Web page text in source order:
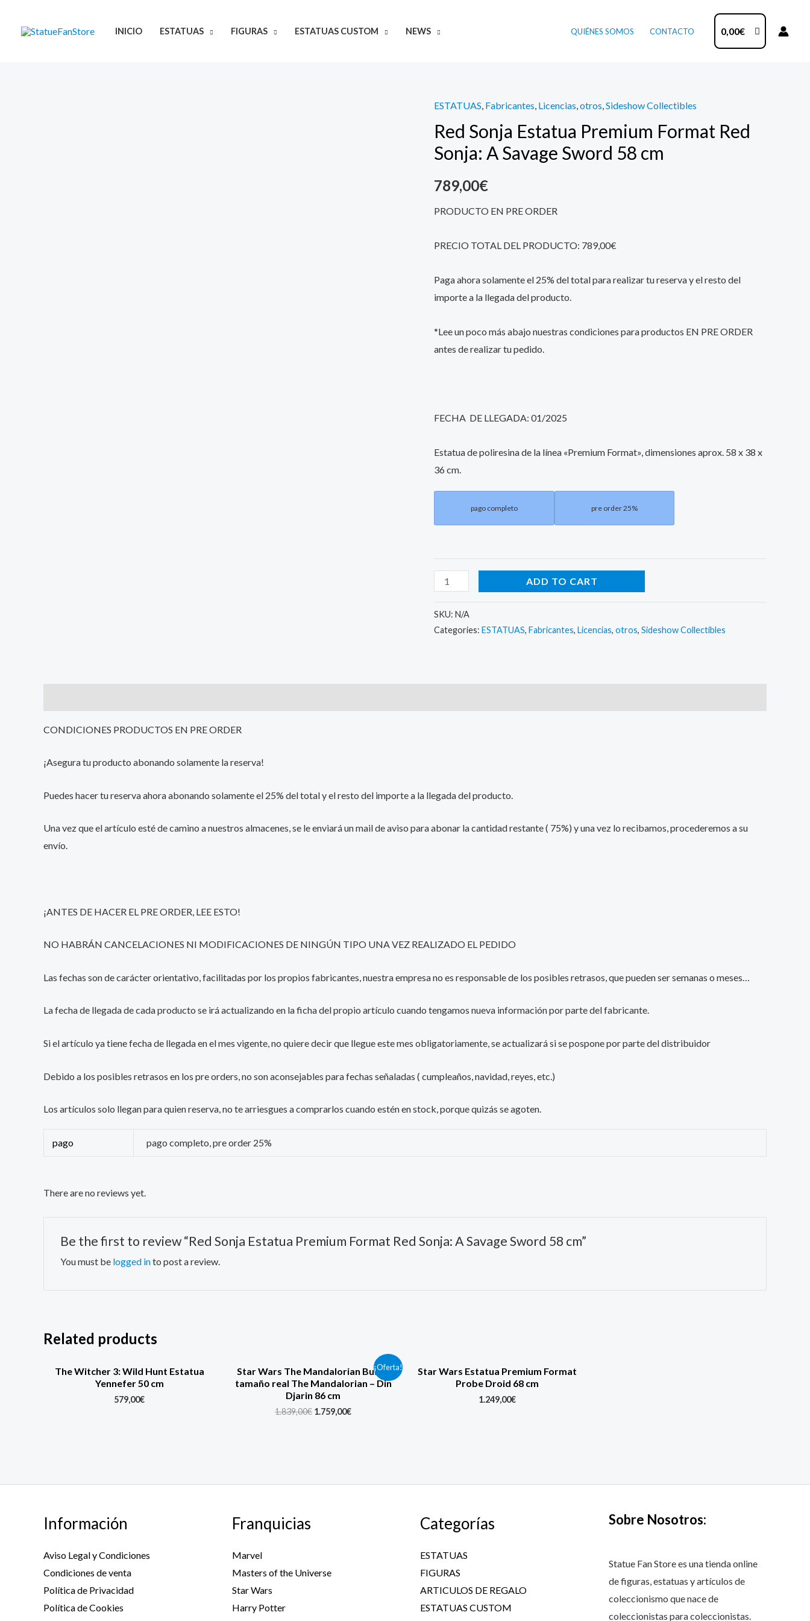
INICIO ESTATUAS FIGURAS ESTATUAS CUSTOM NEWS QUIÉNES SOMOS CONTACTO 0,00€
ESTATUAS, Fabricantes, Licencias,otros,Sideshow Collectibles
Red Sonja Estatua Premium Format Red
Sonja: A Savage Sword 58 cm
789,00€
PRODUCTO EN PRE ORDER
PRECIO TOTAL DEL PRODUCTO: 789,00€
Paga ahora solamente el 25% del total para realizar tu reserva y el resto del
importe a la llegada del producto.
*Lee un poco más abajo nuestras condiciones para productos EN PRE ORDER
antes de realizar tu pedido.
FECHA DE LLEGADA: 01/2025
Estatua de poliresina de la línea «Premium Format», dimensiones aprox. 58 x 38 x
36 cm.
pago completo pre order 25%
Red
Sonja
Estatua
Premium
Format
Sonja:
Savage
58
cm
ADD TO CART
SKU: N/A
Categories: ESTATUAS, Fabricantes, Licencias, otros, Sideshow Collectibles
CONDICIONES PRODUCTOS EN PRE ORDER
¡Asegura tu producto abonando solamente la reserva!
Puedes hacer tu reserva ahora abonando solamente el 25% del total y el resto del importe a la llegada del producto.
Una vez que el artículo esté de camino a nuestros almacenes, se le enviará un mail de aviso para abonar la cantidad restante ( 75%) y una vez lo recibamos, procederemos a su
envío.
¡ANTES DE HACER EL PRE ORDER, LEE ESTO!
NO HABRÁN CANCELACIONES NI MODIFICACIONES DE NINGÚN TIPO UNA VEZ REALIZADO EL PEDIDO
Las fechas son de carácter orientativo, facilitadas por los propios fabricantes, nuestra empresa no es responsable de los posibles retrasos, que pueden ser semanas o meses…
La fecha de llegada de cada producto se irá actualizando en la ficha del propio artículo cuando tengamos nueva información por parte del fabricante.
Si el artículo ya tiene fecha de llegada en el mes vigente, no quiere decir que llegue este mes obligatoriamente, se actualizará si se pospone por parte del distribuidor
Debido a los posibles retrasos en los pre orders, no son aconsejables para fechas señaladas ( cumpleaños, navidad, reyes, etc.)
Los artículos solo llegan para quien reserva, no te arriesgues a comprarlos cuando estén en stock, porque quizás se agoten.
pago pago completo, pre order 25%
There are no reviews yet.
Be the first to review “Red Sonja Estatua Premium Format Red Sonja: A Savage Sword 58 cm”
You must be logged into post a review.
Related products
The Witcher 3: Wild Hunt Estatua
Yennefer 50 cm
579,00€
¡Oferta!
Star Wars The Mandalorian Busto
tamaño real The Mandalorian – Din
Djarin 86 cm
1.839,00€
price
was:
1.839,00€.
1.759,00€
Current
price
is:
Star Wars Estatua Premium Format
Probe Droid 68 cm
1.249,00€
Información
Aviso Legal y Condiciones
Condiciones de venta
Política de Privacidad
Política de Cookies
Franquicias
Marvel
Masters of the Universe
Star Wars
Harry Potter
Categorías
ESTATUAS
FIGURAS
ARTICULOS DE REGALO
ESTATUAS CUSTOM
Sobre Nosotros:
Statue Fan Store es una tienda online
de figuras, estatuas y artículos de
coleccionismo que nace de
coleccionistas para coleccionistas.